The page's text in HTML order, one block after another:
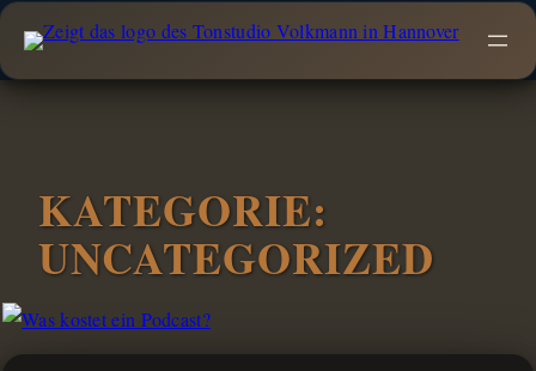
Zum
Inhalt
springen
KATEGORIE:
UNCATEGORIZED